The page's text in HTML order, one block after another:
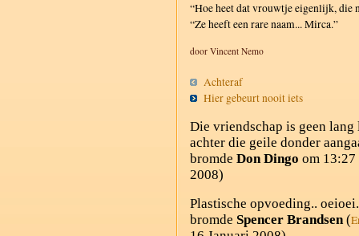
“Hoe heet dat vrouwtje eigenlijk, die
“Ze heeft een rare naam... Mirca.”
door Vincent Nemo
Achteraf
Hier gebeurt nooit iets
Die vriendschap is geen
achter die geile donder
bromde Don Dingo om 13:27
2008)
Plastische opvoeding..
bromde Spencer Brandsen(